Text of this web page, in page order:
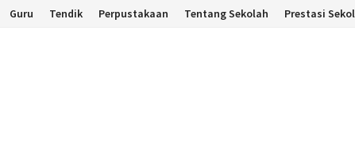
Guru Tendik Perpustakaan Tentang Sekolah Prestasi